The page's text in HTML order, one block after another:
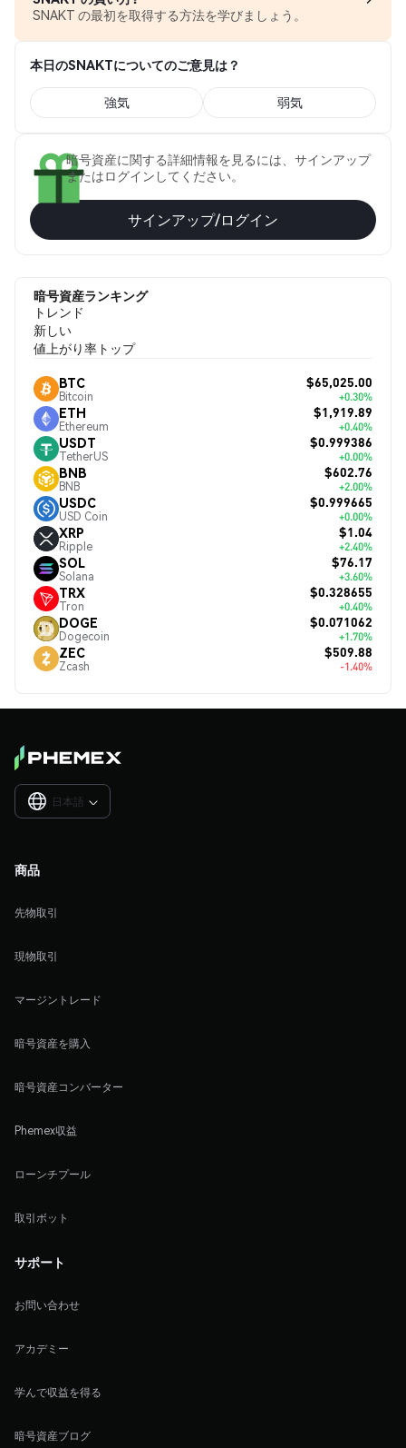
SNAKT の最初を取得する方法を学びましょう。
本日のSNAKTについてのご意見は？
強気 弱気
暗号資産に関する詳細情報を見るには、サインアップ
またはログインしてください。
サインアップ/ログイン
暗号資産ランキング
トレンド
新しい
値上がり率トップ
BTC
Bitcoin
$65,025.00
+0.30%
ETH
Ethereum
$1,919.89
+0.40%
USDT
TetherUS
$0.999386
+0.00%
BNB
BNB
$602.76
+2.00%
USDC
USD Coin
$0.999665
+0.00%
XRP
Ripple
$1.04
+2.40%
SOL
Solana
$76.17
+3.60%
TRX
Tron
$0.328655
+0.40%
DOGE
Dogecoin
$0.071062
+1.70%
ZEC
Zcash
$509.88
-1.40%
日本語 
商品
先物取引
現物取引
マージントレード
暗号資産を購入
暗号資産コンバーター
Phemex収益
ローンチプール
取引ボット
サポート
お問い合わせ
アカデミー
学んで収益を得る
暗号資産ブログ